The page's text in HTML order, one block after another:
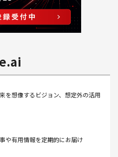
を想像するビジョン、想定外の活用
や有用情報を定期的にお届け